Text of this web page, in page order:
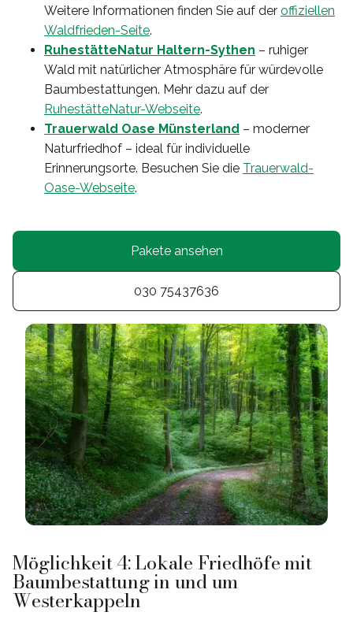
Weitere Informationen finden Sie auf der offiziellen
Waldfrieden-Seite.
RuhestätteNatur Haltern-Sythen – ruhiger
Wald mit natürlicher Atmosphäre für würdevolle
Baumbestattungen. Mehr dazu auf der
RuhestätteNatur-Webseite.
Trauerwald Oase Münsterland – moderner
Naturfriedhof – ideal für individuelle
Erinnerungsorte. Besuchen Sie die Trauerwald-
Oase-Webseite.
Pakete ansehen
030 75437636
Möglichkeit 4: Lokale Friedhöfe mit
Baumbestattung in und um
Westerkappeln